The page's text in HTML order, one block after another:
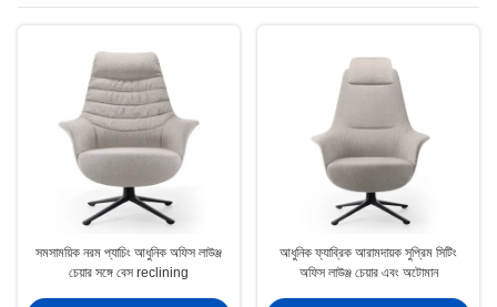
সমসাময়িক নরম প্যাচিং আধুনিক অফিস লাউঞ্জ
চেয়ার সঙ্গে বেস reclining
আধুনিক ফ্যাব্রিক আরামদায়ক সুপ্রিম সিটিং
অফিস লাউঞ্জ চেয়ার এবং অটোমান